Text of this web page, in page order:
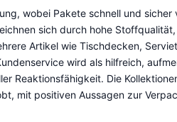
wobei Pakete schnell und
sich durch hohe
Artikel wie Tischdecken,
wird als hilfreich,
Reaktionsfähigkeit. Die
mit positiven Aussagen zur